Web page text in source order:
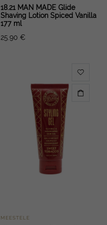
18.21 MAN MADE Glide
Shaving Lotion Spiced Vanilla
177 ml
25.90 €
MEESTELE